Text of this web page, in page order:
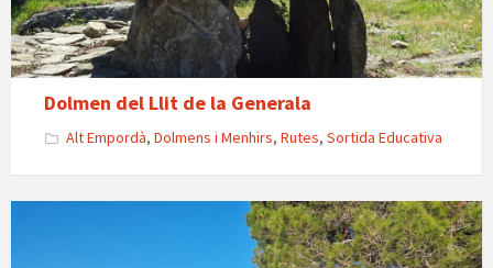
Dolmen del Llit de la Generala
Alt Empordà, Dolmens i Menhirs, Rutes, Sortida Educativa